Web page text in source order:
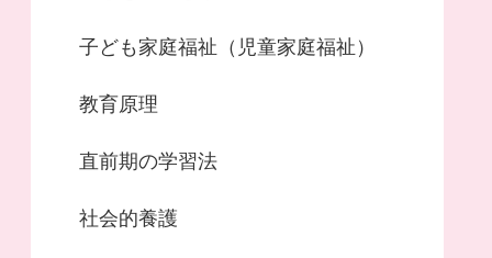
子ども家庭福祉（児童家庭福祉）
教育原理
直前期の学習法
社会的養護